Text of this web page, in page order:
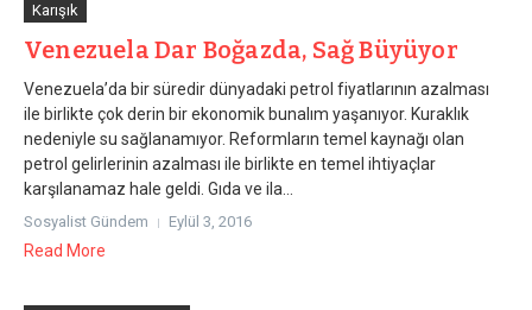
Karışık
Venezuela Dar Boğazda, Sağ Büyüyor
Venezuela’da bir süredir dünyadaki petrol fiyatlarının azalması
ile birlikte çok derin bir ekonomik bunalım yaşanıyor. Kuraklık
nedeniyle su sağlanamıyor. Reformların temel kaynağı olan
petrol gelirlerinin azalması ile birlikte en temel ihtiyaçlar
karşılanamaz hale geldi. Gıda ve ila...
Sosyalist Gündem Eylül 3, 2016
Read More